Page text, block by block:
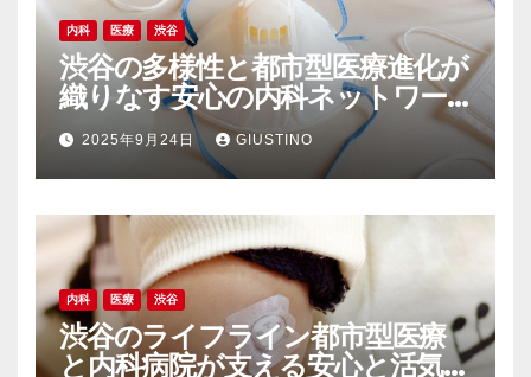
内科 医療 渋谷
渋谷の多様性と都市型医療進化が
織りなす安心の内科ネットワー
ク2025年9月24日 GIUSTINO
内科 医療 渋谷
渋谷のライフライン都市型医療
と内科病院が支える安心と活気の